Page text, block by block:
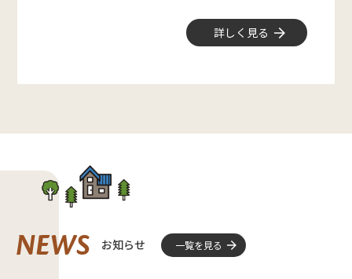
詳しく見る
NEWS お知らせ 一覧を見る